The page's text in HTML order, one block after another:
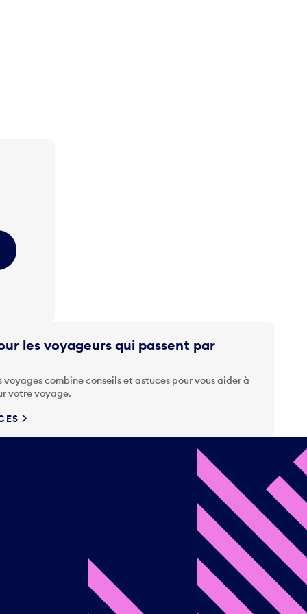
les voyageurs qui passent par
combine conseils et astuces pour vous aider à
votre voyage.